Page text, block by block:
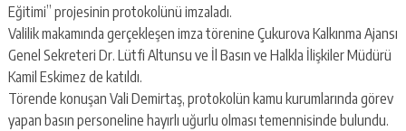
kartal
escort
maltepe
escort
Eğitimi” projesinin protokolünü imzaladı.
Valilik makamında gerçekleşen imza törenine Çukurova Kalkınma Ajansı
Genel Sekreteri Dr. Lütfi Altunsu ve İl Basın ve Halkla İlişkiler Müdürü
Kamil Eskimez de katıldı.
Törende konuşan Vali Demirtaş, protokolün kamu kurumlarında görev
yapan basın personeline hayırlı uğurlu olması temennisinde bulundu.